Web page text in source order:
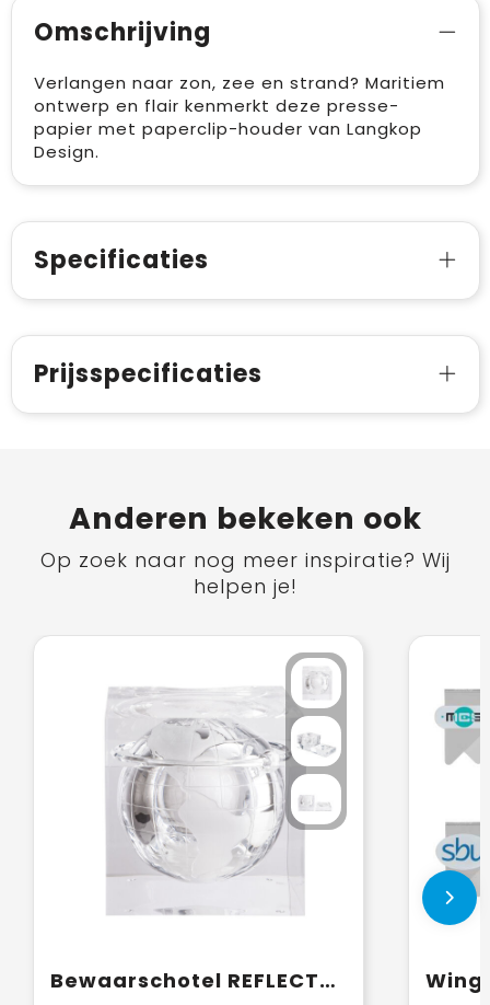
Omschrijving
Verlangen naar zon, zee en strand? Maritiem
ontwerp en flair kenmerkt deze presse-
papier met paperclip-houder van Langkop
Design.
Specificaties
Prijsspecificaties
Anderen bekeken ook
Op zoek naar nog meer inspiratie? Wij
helpen je!
Bewaarschotel REFLECTS-MANDURAH